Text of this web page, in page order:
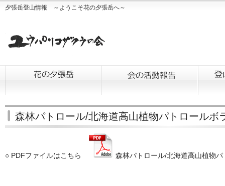
夕張岳登山情報 ～ようこそ花の夕張岳へ～
森林パトロール/北海道高山植物パトロールボ
○ PDFファイルはこちら 森林パトロール/北海道高山植物